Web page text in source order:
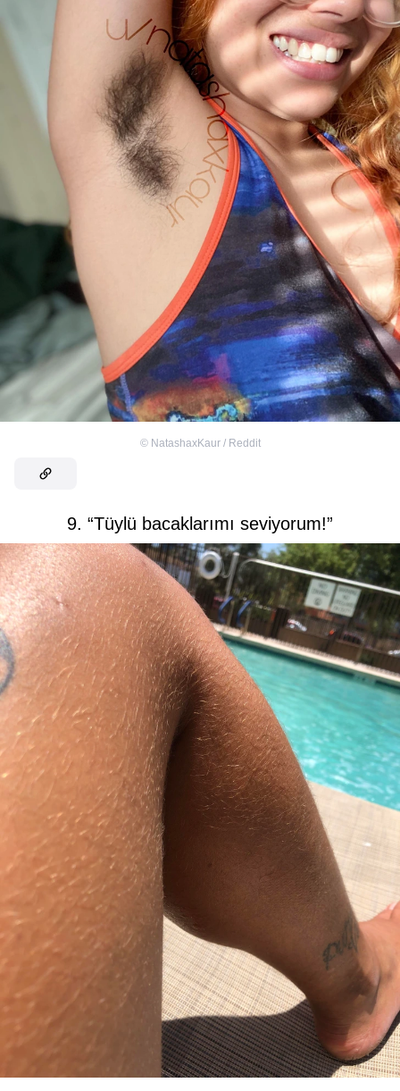
© NatashaxKaur / Reddit
9. “Tüylü bacaklarımı seviyorum!”